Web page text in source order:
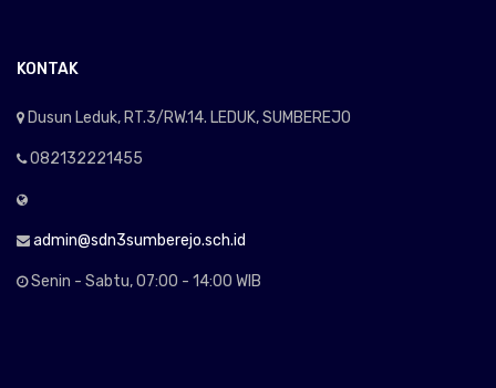
KONTAK
Dusun Leduk, RT.3/RW.14. LEDUK, SUMBEREJO
082132221455
admin@sdn3sumberejo.sch.id
Senin - Sabtu, 07:00 - 14:00 WIB